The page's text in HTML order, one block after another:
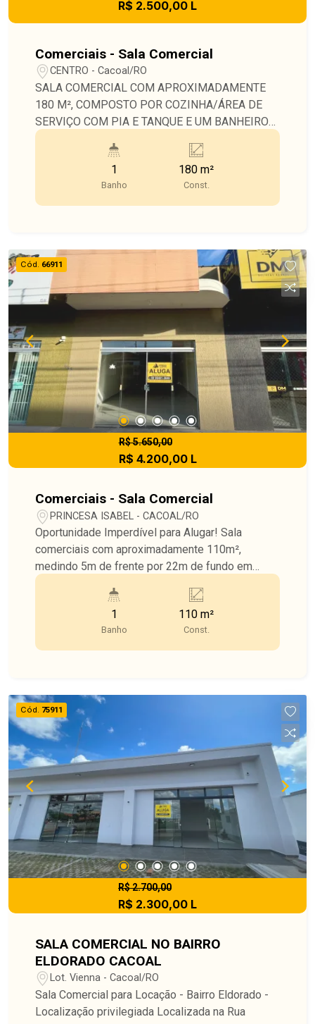
R$ 2.500,00 L
Comerciais - Sala Comercial
CENTRO - Cacoal/RO
SALA COMERCIAL COM APROXIMADAMENTE
180 M², COMPOSTO POR COZINHA/ÁREA DE
SERVIÇO COM PIA E TANQUE E UM BANHEIRO
SOCIAL.
1
Banho
180 m²
Const.
Cód. 66911
R$ 5.650,00
R$ 4.200,00 L
Comerciais - Sala Comercial
PRINCESA ISABEL - CACOAL/RO
Oportunidade Imperdível para Alugar! Sala
comerciais com aproximadamente 110m²,
medindo 5m de frente por 22m de fundo em
média. Totalmente divididas Banheiro PCD e
estratégico que recebe movimento de todos os
bairros. Perfeito para você montar ou expandir o
seu negócio em uma região de grande
1
Banho
110 m²
Const.
Cód. 75911
R$ 2.700,00
R$ 2.300,00 L
SALA COMERCIAL NO BAIRRO
ELDORADO CACOAL
Lot. Vienna - Cacoal/RO
Sala Comercial para Locação - Bairro Eldorado -
Localização privilegiada Localizada na Rua